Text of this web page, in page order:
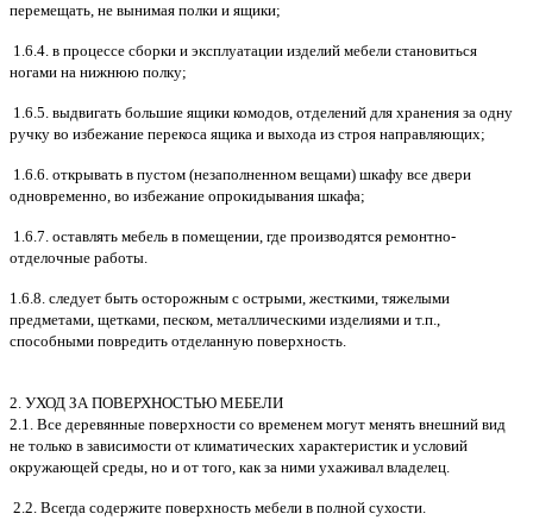
перемещать, не вынимая полки и ящики;
1.6.4. в процессе сборки и эксплуатации изделий мебели становиться
ногами на нижнюю полку;
1.6.5. выдвигать большие ящики комодов, отделений для хранения за одну
ручку во избежание перекоса ящика и выхода из строя направляющих;
1.6.6. открывать в пустом (незаполненном вещами) шкафу все двери
одновременно, во избежание опрокидывания шкафа;
1.6.7. оставлять мебель в помещении, где производятся ремонтно-
отделочные работы.
1.6.8. следует быть осторожным с острыми, жесткими, тяжелыми
предметами, щетками, песком, металлическими изделиями и т.п.,
способными повредить отделанную поверхность.
2. УХОД ЗА ПОВЕРХНОСТЬЮ МЕБЕЛИ
2.1. Все деревянные поверхности со временем могут менять внешний вид
не только в зависимости от климатических характеристик и условий
окружающей среды, но и от того, как за ними ухаживал владелец.
2.2. Всегда содержите поверхность мебели в полной сухости.